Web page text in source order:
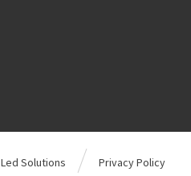
Privacy Policy
Led Solutions